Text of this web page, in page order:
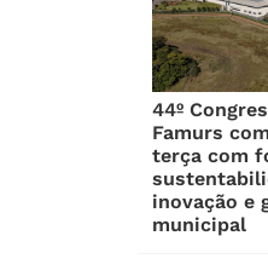
44º
Famurs
terça com
inovação e
municipal